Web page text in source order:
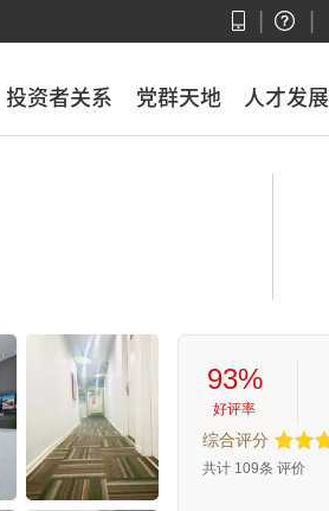
投资者关系 党群天地 人才发展
投资者关系 党群天地 人才发展
93%
好评率
综合评分
共计 109条 评价